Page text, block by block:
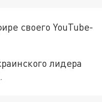
своего YouTube-
лидера